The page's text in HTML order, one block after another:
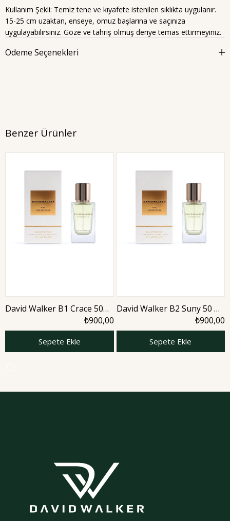
Kullanım Şekli: Temiz tene ve kıyafete istenilen sıklıkta uygulanır.
15-25 cm uzaktan, enseye, omuz başlarına ve saçınıza
uygulayabilirsiniz. Göze ve tahriş olmuş deriye temas ettirmeyiniz.
Ödeme Seçenekleri
Benzer Ürünler
David Walker B1 Crace 50
ml Kadın Parfüm | Aromatic
₺900,00
Sepete Ekle
David Walker B2 Suny 50 ml
Kadın Parfüm | Aromatic
₺900,00
Sepete Ekle